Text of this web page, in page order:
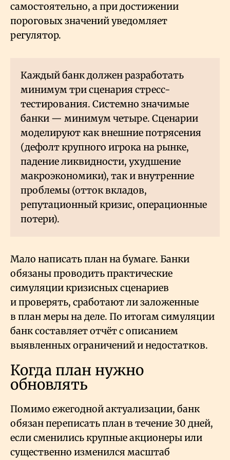
самостоятельно, а при достижении
пороговых значений уведомляет
регулятор.
Каждый банк должен разработать
минимум три сценария стресс-
тестирования. Системно значимые
банки — минимум четыре. Сценарии
моделируют как внешние потрясения
(дефолт крупного игрока на рынке,
падение ликвидности, ухудшение
макроэкономики), так и внутренние
проблемы (отток вкладов,
репутационный кризис, операционные
потери).
Мало написать план на бумаге. Банки
обязаны проводить практические
симуляции кризисных сценариев
и проверять, сработают ли заложенные
в план меры на деле. По итогам симуляции
банк составляет отчёт с описанием
выявленных ограничений и недостатков.
Когда план нужно
обновлять
Помимо ежегодной актуализации, банк
обязан переписать план в течение 30 дней,
если сменились крупные акционеры или
существенно изменился масштаб